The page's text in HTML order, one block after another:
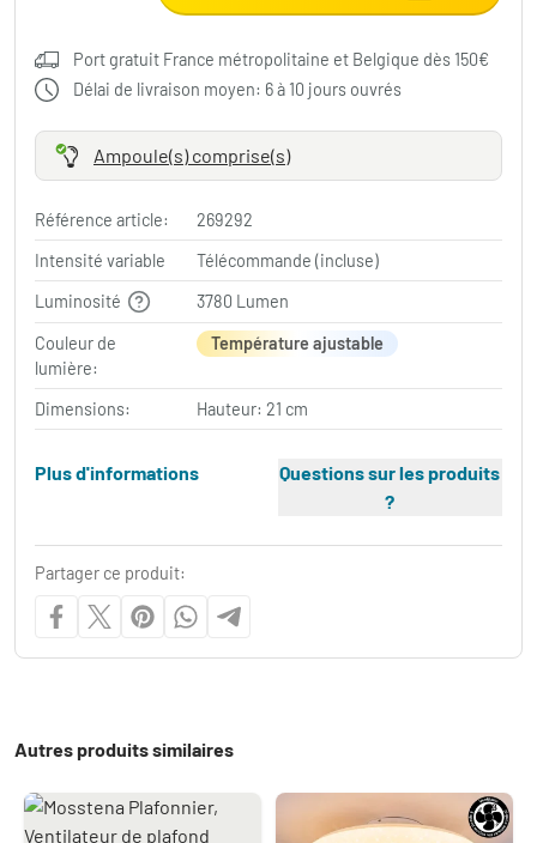
Port gratuit France métropolitaine et Belgique dès 150€
Délai de livraison moyen: 6 à 10 jours ouvrés
Ampoule(s) comprise(s)
Référence article:
269292
Intensité variable
Télécommande (incluse)
Luminosité
3780 Lumen
Couleur de
lumière:
Température ajustable
Dimensions: Hauteur: 21 cm
Plus d'informations
Questions sur les produits
?
Partager ce produit:
Autres produits similaires